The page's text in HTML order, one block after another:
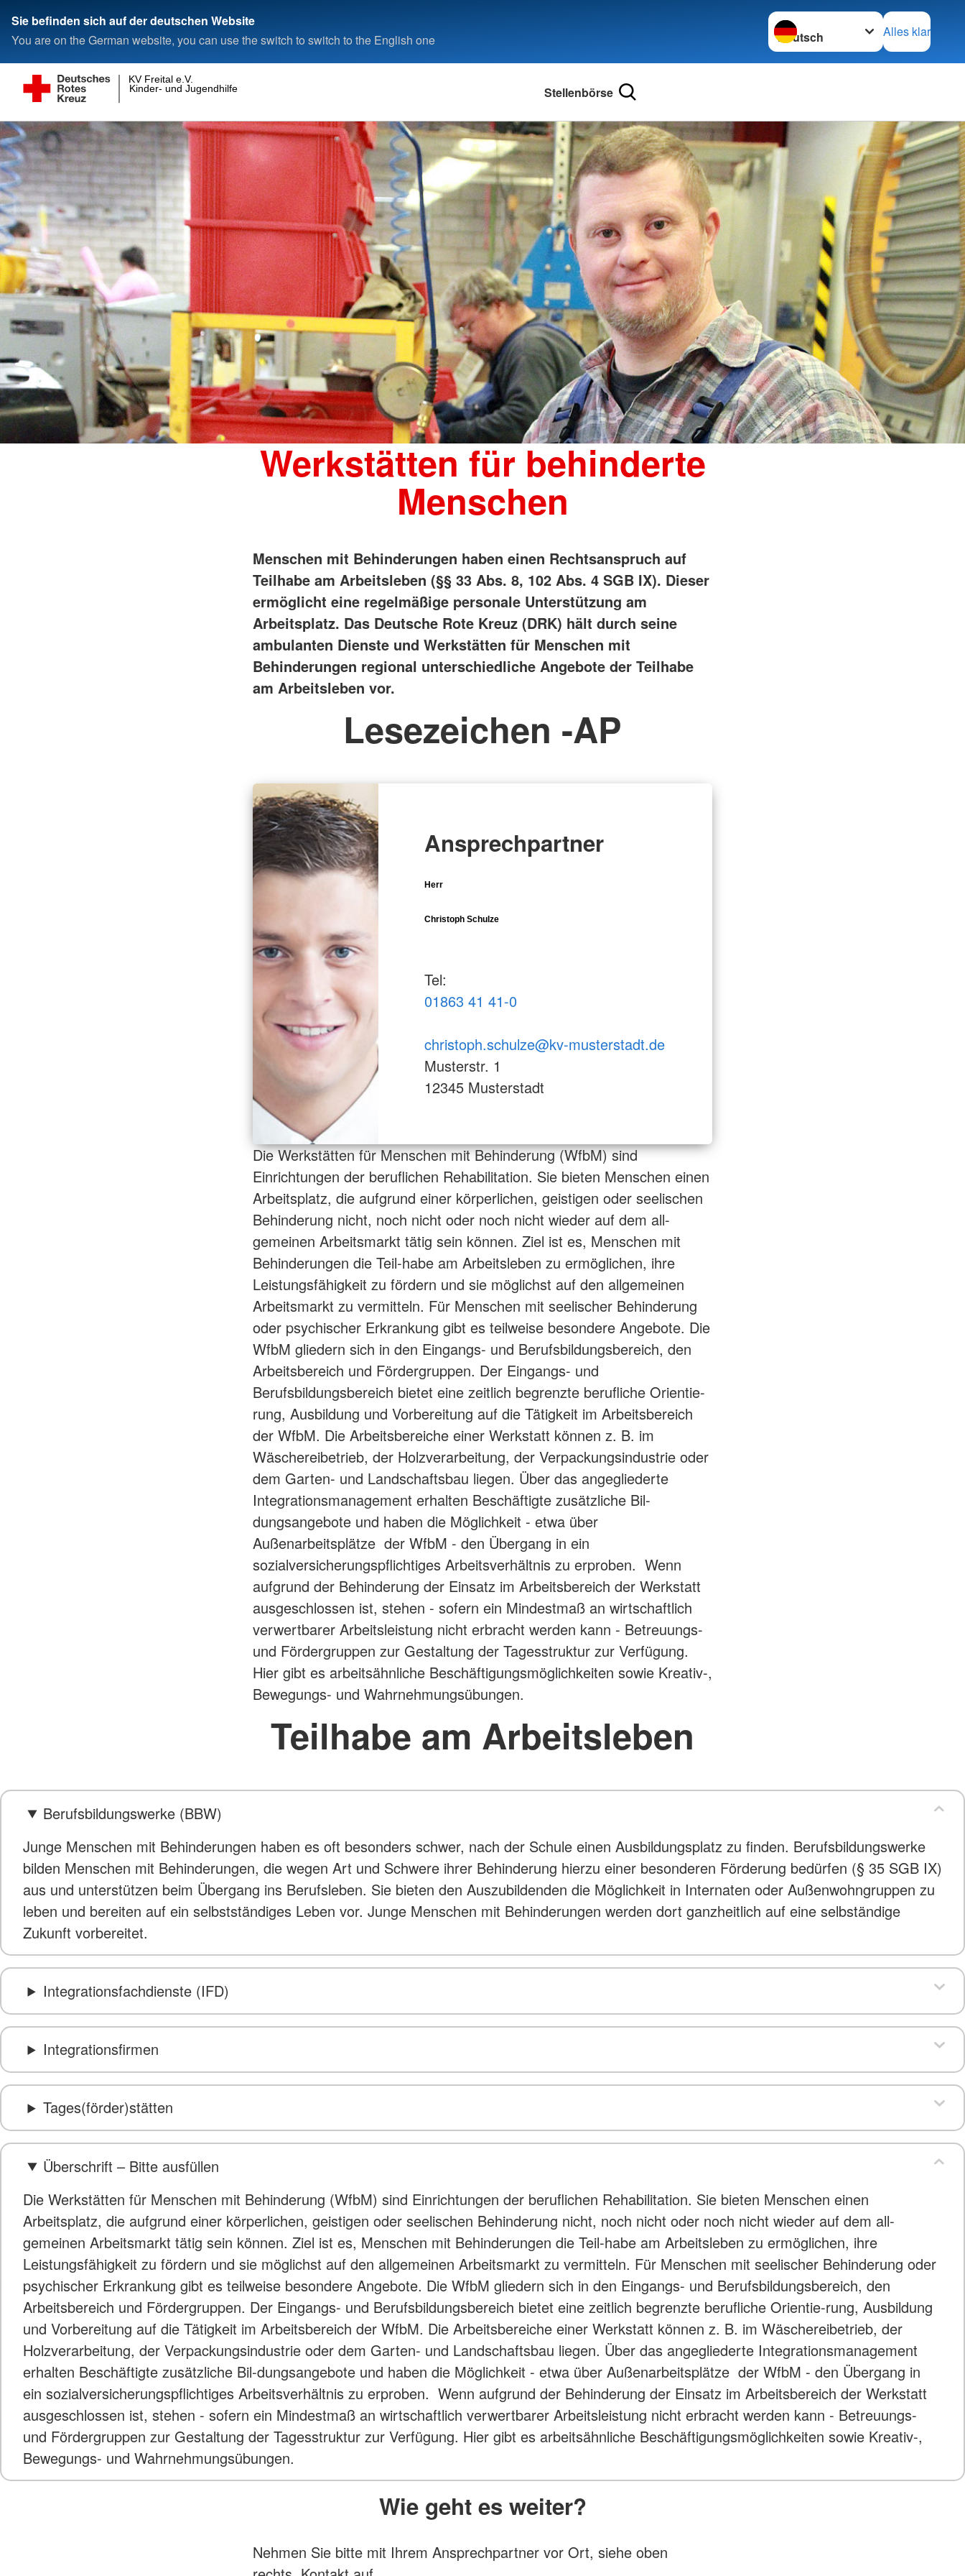
Sie befinden sich auf der deutschen Website
You are on the German website, you can use the switch to switch to the English one
Sprache wechseln zu
Alles klar
Kinder- und Jugendhilfe gGmbH
KV Freital e.V.
Stellenbörse
Werkstätten für behinderte
Menschen
Menschen mit Behinderungen haben einen Rechtsanspruch auf
Teilhabe am Arbeitsleben (§§ 33 Abs. 8, 102 Abs. 4 SGB IX). Dieser
ermöglicht eine regelmäßige personale Unterstützung am
Arbeitsplatz. Das Deutsche Rote Kreuz (DRK) hält durch seine
ambulanten Dienste und Werkstätten für Menschen mit
Behinderungen regional unterschiedliche Angebote der Teilhabe
am Arbeitsleben vor.
Lesezeichen -AP
Ansprechpartner
Herr
Christoph Schulze
Tel:
01863 41 41-0
christoph.schulze@kv-musterstadt.de
Musterstr. 1
12345 Musterstadt
Die Werkstätten für Menschen mit Behinderung (WfbM) sind
Einrichtungen der beruflichen Rehabilitation. Sie bieten Menschen einen
Arbeitsplatz, die aufgrund einer körperlichen, geistigen oder seelischen
Behinderung nicht, noch nicht oder noch nicht wieder auf dem all-
gemeinen Arbeitsmarkt tätig sein können. Ziel ist es, Menschen mit
Behinderungen die Teil-habe am Arbeitsleben zu ermöglichen, ihre
Leistungsfähigkeit zu fördern und sie möglichst auf den allgemeinen
Arbeitsmarkt zu vermitteln. Für Menschen mit seelischer Behinderung
oder psychischer Erkrankung gibt es teilweise besondere Angebote. Die
WfbM gliedern sich in den Eingangs- und Berufsbildungsbereich, den
Arbeitsbereich und Fördergruppen. Der Eingangs- und
Berufsbildungsbereich bietet eine zeitlich begrenzte berufliche Orientie-
rung, Ausbildung und Vorbereitung auf die Tätigkeit im Arbeitsbereich
der WfbM. Die Arbeitsbereiche einer Werkstatt können z. B. im
Wäschereibetrieb, der Holzverarbeitung, der Verpackungsindustrie oder
dem Garten- und Landschaftsbau liegen. Über das angegliederte
Integrationsmanagement erhalten Beschäftigte zusätzliche Bil-
dungsangebote und haben die Möglichkeit - etwa über
Außenarbeitsplätze der WfbM - den Übergang in ein
sozialversicherungspflichtiges Arbeitsverhältnis zu erproben. Wenn
aufgrund der Behinderung der Einsatz im Arbeitsbereich der Werkstatt
ausgeschlossen ist, stehen - sofern ein Mindestmaß an wirtschaftlich
verwertbarer Arbeitsleistung nicht erbracht werden kann - Betreuungs-
und Fördergruppen zur Gestaltung der Tagesstruktur zur Verfügung.
Hier gibt es arbeitsähnliche Beschäftigungsmöglichkeiten sowie Kreativ-,
Bewegungs- und Wahrnehmungsübungen.
Teilhabe am Arbeitsleben
Berufsbildungswerke (BBW)
Junge Menschen mit Behinderungen haben es oft besonders schwer, nach der Schule einen Ausbildungsplatz zu finden. Berufsbildungswerke
bilden Menschen mit Behinderungen, die wegen Art und Schwere ihrer Behinderung hierzu einer besonderen Förderung bedürfen (§ 35 SGB IX)
aus und unterstützen beim Übergang ins Berufsleben. Sie bieten den Auszubildenden die Möglichkeit in Internaten oder Außenwohngruppen zu
leben und bereiten auf ein selbstständiges Leben vor. Junge Menschen mit Behinderungen werden dort ganzheitlich auf eine selbständige
Zukunft vorbereitet.
Integrationsfachdienste (IFD)
Integrationsfirmen
Tages(förder)stätten
Überschrift – Bitte ausfüllen
Die Werkstätten für Menschen mit Behinderung (WfbM) sind Einrichtungen der beruflichen Rehabilitation. Sie bieten Menschen einen
Arbeitsplatz, die aufgrund einer körperlichen, geistigen oder seelischen Behinderung nicht, noch nicht oder noch nicht wieder auf dem all-
gemeinen Arbeitsmarkt tätig sein können. Ziel ist es, Menschen mit Behinderungen die Teil-habe am Arbeitsleben zu ermöglichen, ihre
Leistungsfähigkeit zu fördern und sie möglichst auf den allgemeinen Arbeitsmarkt zu vermitteln. Für Menschen mit seelischer Behinderung oder
psychischer Erkrankung gibt es teilweise besondere Angebote. Die WfbM gliedern sich in den Eingangs- und Berufsbildungsbereich, den
Arbeitsbereich und Fördergruppen. Der Eingangs- und Berufsbildungsbereich bietet eine zeitlich begrenzte berufliche Orientie-rung, Ausbildung
und Vorbereitung auf die Tätigkeit im Arbeitsbereich der WfbM. Die Arbeitsbereiche einer Werkstatt können z. B. im Wäschereibetrieb, der
Holzverarbeitung, der Verpackungsindustrie oder dem Garten- und Landschaftsbau liegen. Über das angegliederte Integrationsmanagement
erhalten Beschäftigte zusätzliche Bil-dungsangebote und haben die Möglichkeit - etwa über Außenarbeitsplätze der WfbM - den Übergang in
ein sozialversicherungspflichtiges Arbeitsverhältnis zu erproben. Wenn aufgrund der Behinderung der Einsatz im Arbeitsbereich der Werkstatt
ausgeschlossen ist, stehen - sofern ein Mindestmaß an wirtschaftlich verwertbarer Arbeitsleistung nicht erbracht werden kann - Betreuungs-
und Fördergruppen zur Gestaltung der Tagesstruktur zur Verfügung. Hier gibt es arbeitsähnliche Beschäftigungsmöglichkeiten sowie Kreativ-,
Bewegungs- und Wahrnehmungsübungen.
Wie geht es weiter?
Nehmen Sie bitte mit Ihrem Ansprechpartner vor Ort, siehe oben